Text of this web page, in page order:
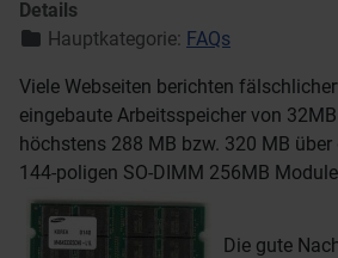
Details
Hauptkategorie: FAQs
Viele Webseiten berichten
eingebaute Arbeitsspeicher von
höchstens 288 MB bzw. 320 MB über
144-poligen SO-DIMM 256MB
Die gute